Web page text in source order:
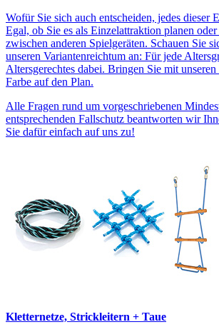
Wofür Sie sich auch entscheiden, jedes dieser
Egal, ob Sie es als Einzelattraktion planen
zwischen anderen Spielgeräten. Schauen Sie
unseren Variantenreichtum an: Für jede
Altersgerechtes dabei. Bringen Sie mit
Farbe auf den Plan.
Alle Fragen rund um vorgeschriebenen
entsprechenden Fallschutz beantworten wir
Sie dafür einfach auf uns zu!
Kletternetze, Strickleitern + Taue